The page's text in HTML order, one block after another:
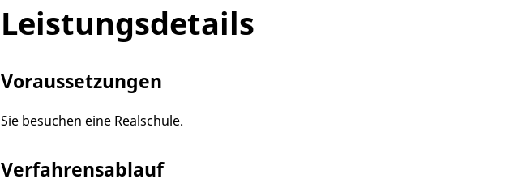
Leistungsdetails
Voraussetzungen
Sie besuchen eine Realschule.
Verfahrensablauf